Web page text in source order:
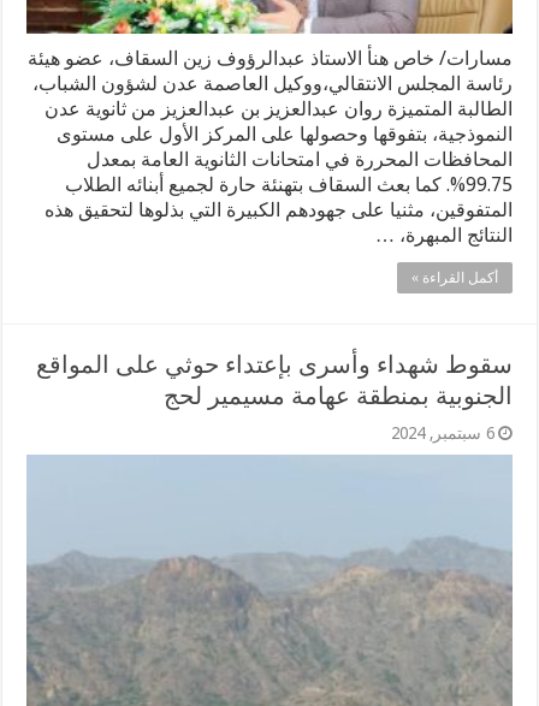
مسارات/ خاص هنأ الاستاذ عبدالرؤوف زين السقاف، عضو هيئة
رئاسة المجلس الانتقالي،ووكيل العاصمة عدن لشؤون الشباب،
الطالبة المتميزة روان عبدالعزيز بن عبدالعزيز من ثانوية عدن
النموذجية، بتفوقها وحصولها على المركز الأول على مستوى
المحافظات المحررة في امتحانات الثانوية العامة بمعدل
99.75%. كما بعث السقاف بتهنئة حارة لجميع أبنائه الطلاب
المتفوقين، مثنيا على جهودهم الكبيرة التي بذلوها لتحقيق هذه
النتائج المبهرة، …
أكمل القراءة »
سقوط شهداء وأسرى بإعتداء حوثي على المواقع
الجنوبية بمنطقة عهامة مسيمير لحج
6 سبتمبر, 2024